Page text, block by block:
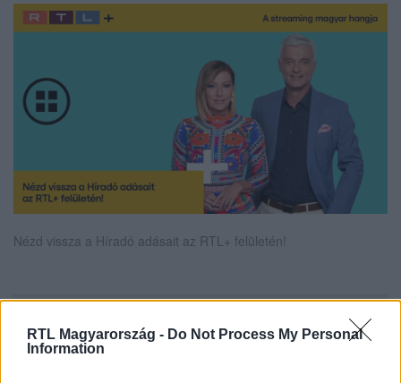
RTL Magyarország - Do Not Process My Personal
Information
Nézd vissza a Híradó adásait az RTL+ felületén!
legyen a Google-találatokban!